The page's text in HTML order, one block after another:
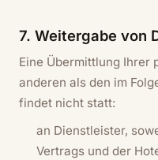
7. Weitergabe von
Eine Übermittlung Ihrer
anderen als den im
findet nicht statt:
an Dienstleister,
Vertrags und der